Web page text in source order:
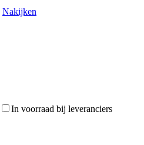
Nakijken
In voorraad bij leveranciers